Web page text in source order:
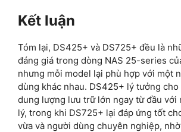
Kết luận
Tóm lại, DS425+ và DS725+ đều là
đáng giá trong dòng NAS 25-series
nhưng mỗi model lại phù hợp với một
dùng khác nhau. DS425+ lý tưởng cho
dung lượng lưu trữ lớn ngay từ đầu với
lý, trong khi DS725+ lại đáp ứng tốt
vừa và người dùng chuyên nghiệp,